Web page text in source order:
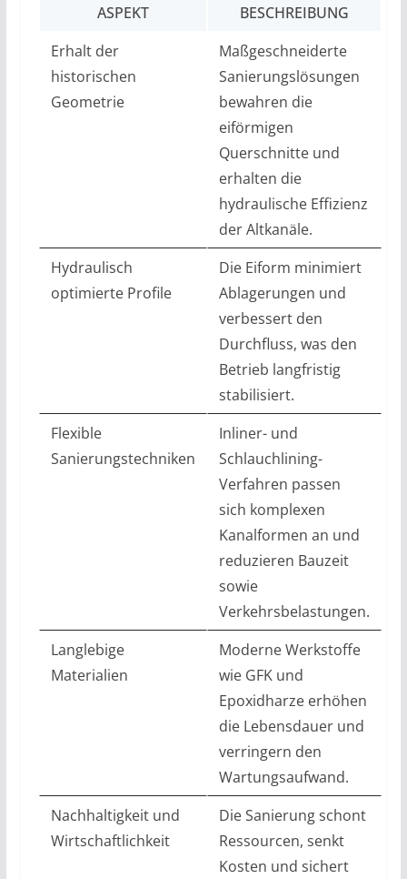
ASPEKT
BESCHREIBUNG
Erhalt der
historischen
Geometrie
Maßgeschneiderte
Sanierungslösungen
bewahren die
eiförmigen
Querschnitte und
erhalten die
hydraulische Effizienz
der Altkanäle.
Hydraulisch
optimierte Profile
Die Eiform minimiert
Ablagerungen und
verbessert den
Durchfluss, was den
Betrieb langfristig
stabilisiert.
Flexible
Sanierungstechniken
Inliner- und
Schlauchlining-
Verfahren passen
sich komplexen
Kanalformen an und
reduzieren Bauzeit
sowie
Verkehrsbelastungen.
Langlebige
Materialien
Moderne Werkstoffe
wie GFK und
Epoxidharze erhöhen
die Lebensdauer und
verringern den
Wartungsaufwand.
Nachhaltigkeit und
Wirtschaftlichkeit
Die Sanierung schont
Ressourcen, senkt
Kosten und sichert